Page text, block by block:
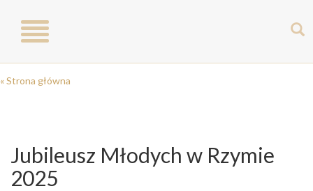
Toggle
navigation
« Strona główna
Jubileusz Młodych w Rzymie
2025